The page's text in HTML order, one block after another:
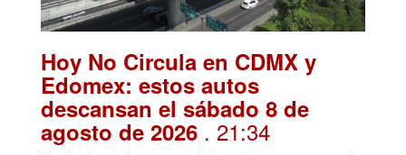
Hoy No Circula en CDMX y
Edomex: estos autos
descansan el sábado 8 de
agosto de 2026 . 21:34